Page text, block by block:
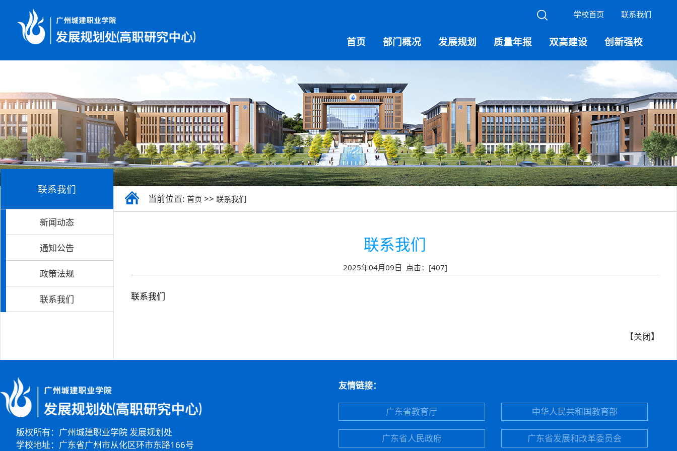
学校首页 联系我们
首页 部门概况 发展规划 质量年报 双高建设 创新强校
联系我们
新闻动态
通知公告
政策法规
联系我们
当前位置: 首页>> 联系我们
联系我们
2025年04月09日 点击：[407]
联系我们
【关闭】
版权所有：广州城建职业学院 发展规划处
学校地址：广东省广州市从化区环市东路166号
友情链接：
广东省教育厅 中华人民共和国教育部
广东省人民政府 广东省发展和改革委员会